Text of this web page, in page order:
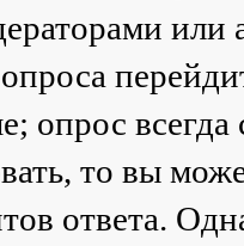
опрос
то вы
ответа.